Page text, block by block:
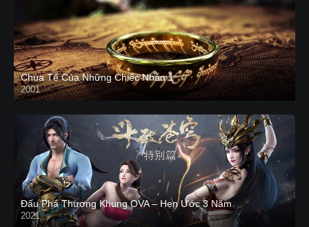
Chúa Tể Của Những Chiếc Nhẫn 1
2001
Đấu Phá Thương Khung OVA – Hẹn Ước 3 Năm
2021